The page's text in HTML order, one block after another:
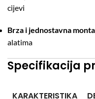
cijevi
Brza i jednostavna
alatima
Specifikacija
KARAKTERISTIKA